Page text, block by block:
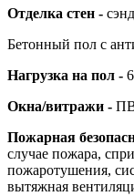
Отделка стен -
Бетонный пол с
Нагрузка на пол -
Окна/витражи -
Пожарная
случае пожара,
пожаротушения,
вытяжная